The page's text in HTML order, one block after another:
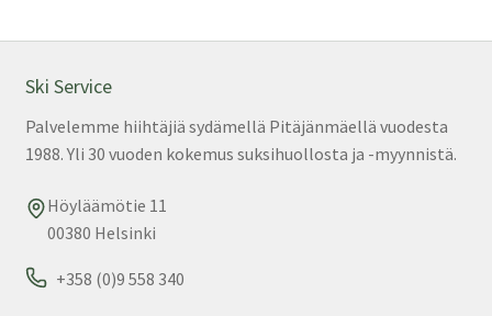
Ski Service
Palvelemme hiihtäjiä sydämellä Pitäjänmäellä vuodesta
1988. Yli 30 vuoden kokemus suksihuollosta ja -myynnistä.
Höyläämötie 11
00380 Helsinki
+358 (0)9 558 340